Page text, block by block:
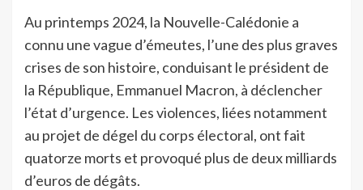
Au printemps 2024, la Nouvelle-Calédonie a
connu une vague d’émeutes, l’une des plus graves
crises de son histoire, conduisant le président de
la République, Emmanuel Macron, à déclencher
l’état d’urgence. Les violences, liées notamment
au projet de dégel du corps électoral, ont fait
quatorze morts et provoqué plus de deux milliards
d’euros de dégâts.